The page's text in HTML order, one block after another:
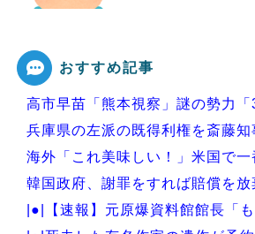
おすすめ記事
高市早苗「熊本視察」謎の勢力「
兵庫県の左派の既得利権を斎藤知
海外「これ美味しい！」米国で一
韓国政府、謝罪をすれば賠償を放
|●|【速報】元原爆資料館館長「